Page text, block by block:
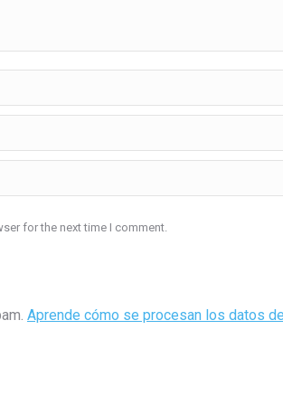
for the next time I comment.
Aprende cómo se procesan los datos